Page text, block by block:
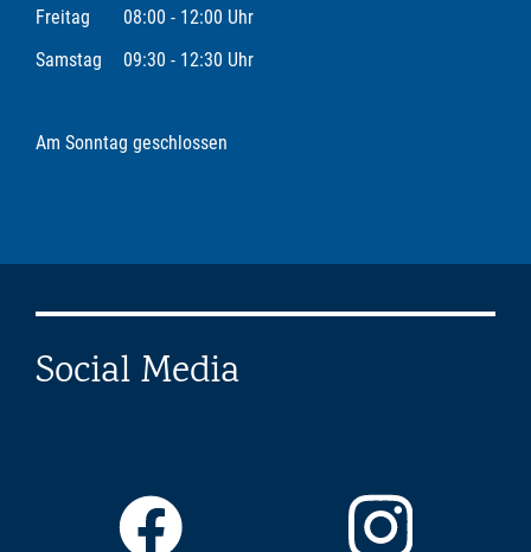
Freitag
08:00 - 12:00 Uhr
Samstag
09:30 - 12:30 Uhr
Am Sonntag geschlossen
Social Media